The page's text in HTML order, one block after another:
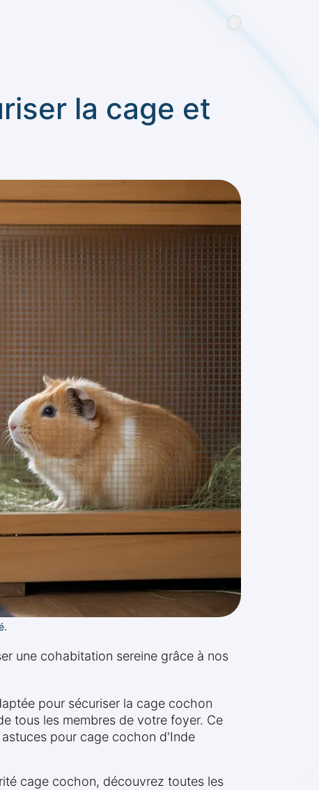
la cage et
une cohabitation sereine grâce à nos
pour sécuriser la cage cochon
tous les membres de votre foyer. Ce
pour cage cochon d'Inde
cage cochon, découvrez toutes les